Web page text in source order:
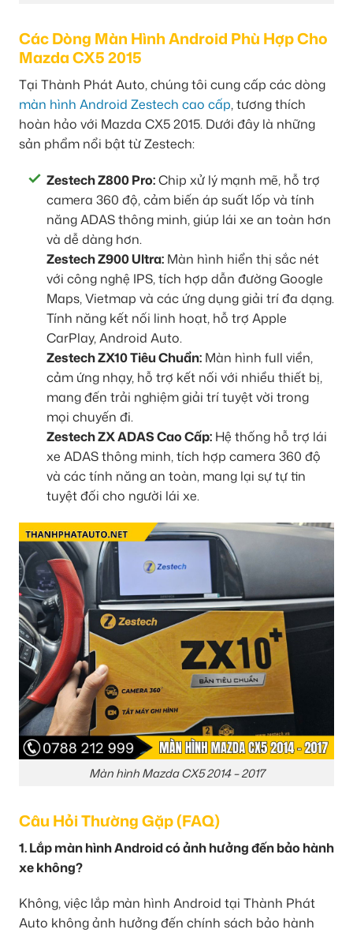
Các Dòng Màn Hình Android Phù Hợp Cho
Mazda CX5 2015
Tại Thành Phát Auto, chúng tôi cung cấp các dòng
màn hình Android Zestech cao cấp, tương thích
hoàn hảo với Mazda CX5 2015. Dưới đây là những
sản phẩm nổi bật từ Zestech:
Zestech Z800 Pro:Chip xử lý mạnh mẽ, hỗ trợ
camera 360 độ, cảm biến áp suất lốp và tính
năng ADAS thông minh, giúp lái xe an toàn hơn
và dễ dàng hơn.
Zestech Z900 Ultra: Màn hình hiển thị sắc nét
với công nghệ IPS, tích hợp dẫn đường Google
Maps, Vietmap và các ứng dụng giải trí đa dạng.
Tính năng kết nối linh hoạt, hỗ trợ Apple
CarPlay, Android Auto.
Zestech ZX10 Tiêu Chuẩn: Màn hình full viền,
cảm ứng nhạy, hỗ trợ kết nối với nhiều thiết bị,
mang đến trải nghiệm giải trí tuyệt vời trong
mọi chuyến đi.
Zestech ZX ADAS Cao Cấp: Hệ thống hỗ trợ lái
xe ADAS thông minh, tích hợp camera 360 độ
và các tính năng an toàn, mang lại sự tự tin
tuyệt đối cho người lái xe.
Màn hình Mazda CX5 2014 – 2017
Câu Hỏi Thường Gặp (FAQ)
1. Lắp màn hình Android có ảnh hưởng đến bảo hành
xe không?
Không, việc lắp màn hình Android tại Thành Phát
Auto không ảnh hưởng đến chính sách bảo hành